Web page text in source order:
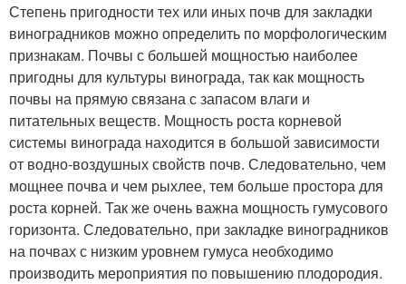
Степень пригодности тех или иных почв для закладки
виноградников можно определить по морфологическим
признакам. Почвы с большей мощностью наиболее
пригодны для культуры винограда, так как мощность
почвы на прямую связана с запасом влаги и
питательных веществ. Мощность роста корневой
системы винограда находится в большой зависимости
от водно-воздушных свойств почв. Следовательно, чем
мощнее почва и чем рыхлее, тем больше простора для
роста корней. Так же очень важна мощность гумусового
горизонта. Следовательно, при закладке виноградников
на почвах с низким уровнем гумуса необходимо
производить мероприятия по повышению плодородия.